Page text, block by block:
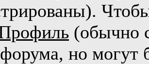
(обычно
но